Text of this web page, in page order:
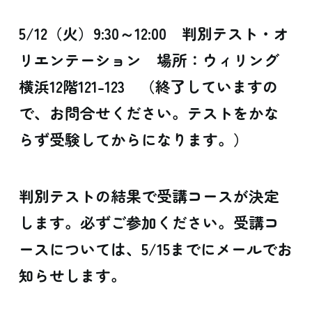
5/12（火）9:30～12:00 判別テスト・オ
リエンテーション 場所：ウィリング
横浜12階121-123 （終了していますの
で、お問合せください。テストをかな
らず受験してからになります。）
判別テストの結果で受講コースが決定
します。必ずご参加ください。受講コ
ースについては、5/15までにメールでお
知らせします。